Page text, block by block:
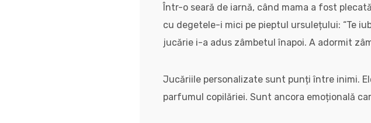
Într-o seară de iarnă, când mama a fost
cu degetele-i mici pe pieptul ursulețului: “Te
jucărie i-a adus zâmbetul înapoi. A adormit
Jucăriile personalizate sunt punți între inimi.
parfumul copilăriei. Sunt ancora emoțională